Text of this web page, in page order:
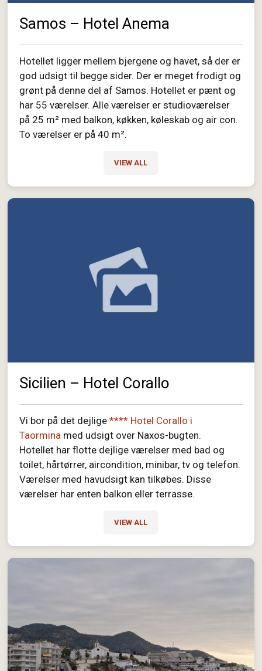
Samos – Hotel Anema
Hotellet ligger mellem bjergene og havet, så der er
god udsigt til begge sider. Der er meget frodigt og
grønt på denne del af Samos. Hotellet er pænt og
har 55 værelser. Alle værelser er studioværelser
på 25 m² med balkon, køkken, køleskab og air con.
To værelser er på 40 m².
VIEW ALL
Sicilien – Hotel Corallo
Vi bor på det dejlige**** Hotel Corallo i
Taormina med udsigt over Naxos-bugten.
Hotellet har flotte dejlige værelser med bad og
toilet, hårtørrer, aircondition, minibar, tv og telefon.
Værelser med havudsigt kan tilkøbes. Disse
værelser har enten balkon eller terrasse.
VIEW ALL